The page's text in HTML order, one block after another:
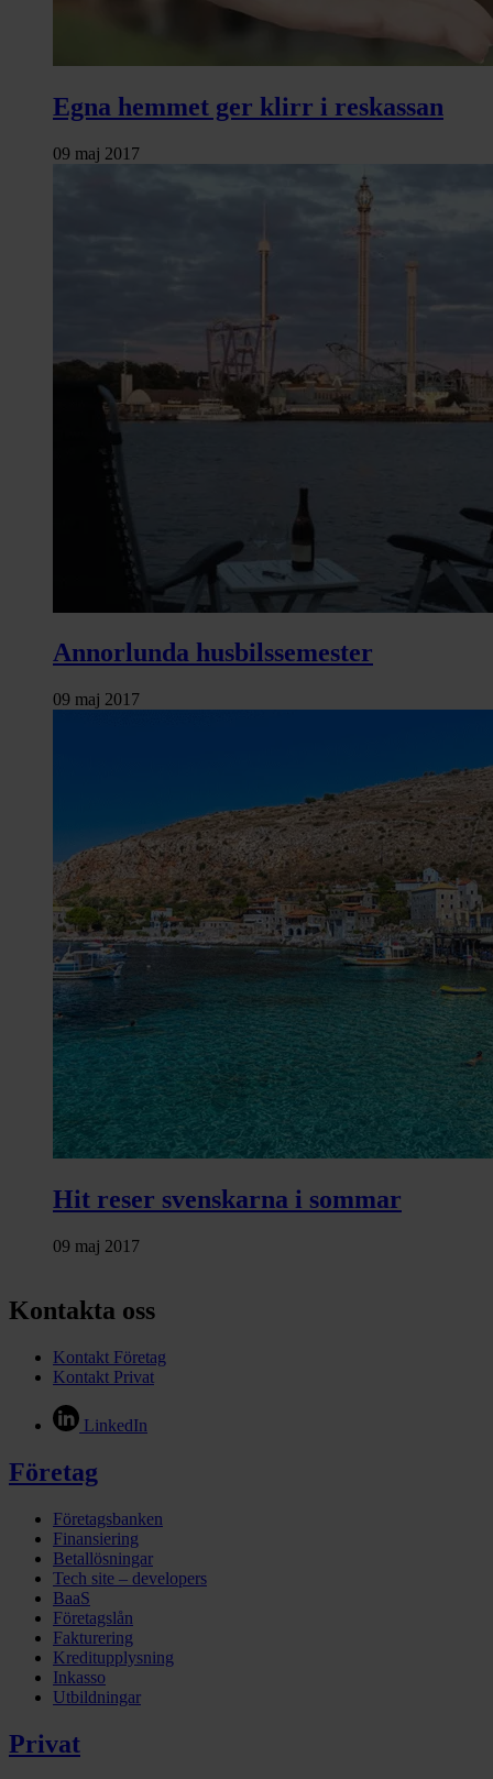
Egna hemmet ger klirr i reskassan
09 maj 2017
Annorlunda husbilssemester
09 maj 2017
Hit reser svenskarna i sommar
09 maj 2017
Kontakta oss
Kontakt Företag
Kontakt Privat
LinkedIn
Företag
Företagsbanken
Finansiering
Betallösningar
Tech site – developers
BaaS
Företagslån
Fakturering
Kreditupplysning
Inkasso
Utbildningar
Privat